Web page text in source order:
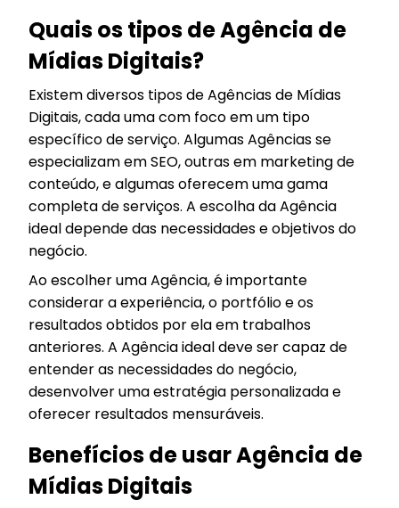
Quais os tipos de Agência de
Mídias Digitais?
Existem diversos tipos de Agências de Mídias
Digitais, cada uma com foco em um tipo
específico de serviço. Algumas Agências se
especializam em SEO, outras em marketing de
conteúdo, e algumas oferecem uma gama
completa de serviços. A escolha da Agência
ideal depende das necessidades e objetivos do
negócio.
Ao escolher uma Agência, é importante
considerar a experiência, o portfólio e os
resultados obtidos por ela em trabalhos
anteriores. A Agência ideal deve ser capaz de
entender as necessidades do negócio,
desenvolver uma estratégia personalizada e
oferecer resultados mensuráveis.
Benefícios de usar Agência de
Mídias Digitais